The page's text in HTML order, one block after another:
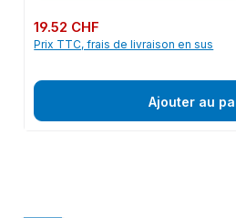
Prix régulier :
19.52 CHF
Prix TTC, frais de livraison en sus
Ajouter au